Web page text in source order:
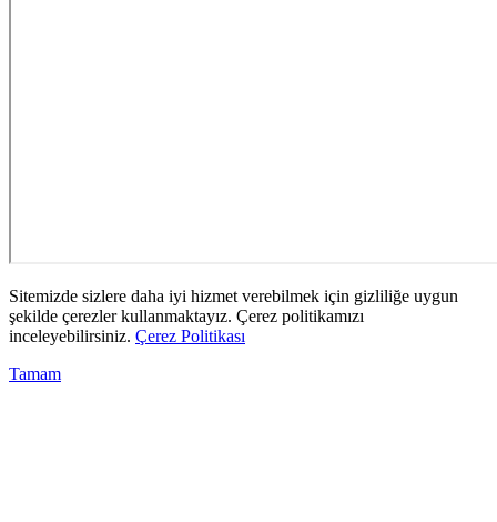
Sitemizde sizlere daha iyi hizmet verebilmek için gizliliğe uygun
şekilde çerezler kullanmaktayız. Çerez politikamızı
inceleyebilirsiniz. Çerez Politikası
Tamam